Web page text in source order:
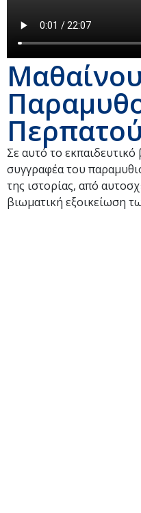
Σε αυτό το
συγγραφέα του
της ιστορίας, από
βιωματική εξοικείωση